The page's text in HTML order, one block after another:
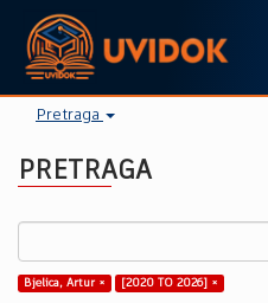
Pretraga
PRETRAGA
Bjelica, Artur × [2020 TO 2026] ×